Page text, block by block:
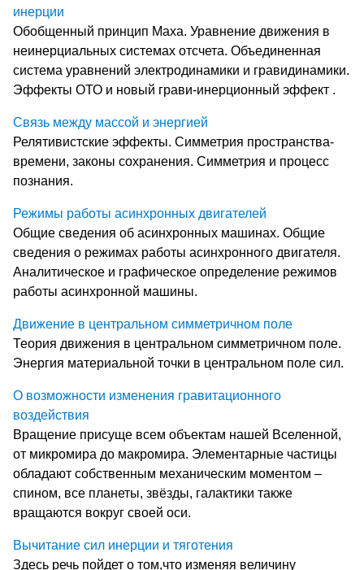
инерции
Обобщенный принцип Маха. Уравнение движения в
неинерциальных системах отсчета. Объединенная
система уравнений электродинамики и гравидинамики.
Эффекты ОТО и новый грави-инерционный эффект .
Связь между массой и энергией
Релятивистские эффекты. Симметрия пространства-
времени, законы сохранения. Симметрия и процесс
познания.
Режимы работы асинхронных двигателей
Общие сведения об асинхронных машинах. Общие
сведения о режимах работы асинхронного двигателя.
Аналитическое и графическое определение режимов
работы асинхронной машины.
Движение в центральном симметричном поле
Теория движения в центральном симметричном поле.
Энергия материальной точки в центральном поле сил.
О возможности изменения гравитационного
воздействия
Вращение присуще всем объектам нашей Вселенной,
от микромира до макромира. Элементарные частицы
обладают собственным механическим моментом –
спином, все планеты, звёзды, галактики также
вращаются вокруг своей оси.
Вычитание сил инерции и тяготения
Здесь речь пойдет о том,что изменяя величину